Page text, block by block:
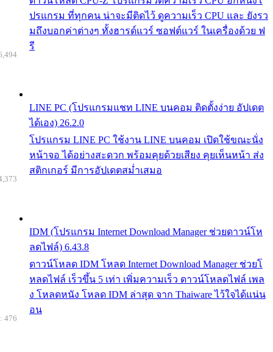
ปรแกรม ที่ทุกคน น่าจะมีติดไว้ ดูความเร็ว CPU และ ยังรว
มถึงบอกค่าต่างๆ ทั้งฮารด์แวร์ ซอฟต์แวร์ ในเครื่องด้วย ฟ
รี
LINE PC (โปรแกรมแชท LINE บนคอม ติดตั้งง่าย อัปเดต
ได้เอง) 26.2.0
โปรแกรม LINE PC ใช้งาน LINE บนคอม เปิดใช้ขณะนั่ง
หน้าจอ ได้อย่างสะดวก พร้อมคุยด้วยเสียง คุยเห็นหน้า ส่ง
สติกเกอร์ มีการอัปเดตสม่ำเสมอ
IDM (โปรแกรม Internet Download Manager ช่วยดาวน์โห
ลดไฟล์) 6.43.8
ดาวน์โหลด IDM โหลด Internet Download Manager ช่วยโ
หลดไฟล์ เร็วขึ้น 5 เท่า เพิ่มความเร็ว ดาวน์โหลดไฟล์ เพล
ง โหลดหนัง โหลด IDM ล่าสุด จาก Thaiware ไว้ใจได้แน่น
อน
476